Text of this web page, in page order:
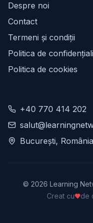
Despre noi
Contact
Termeni și condiții
Politica de
Politica de cookies
+40 770 414 202
București, România
© 2026 Learning
Creat cu
de